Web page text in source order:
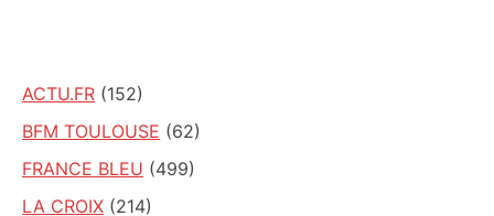
ACTU.FR (152)
BFM TOULOUSE (62)
FRANCE BLEU (499)
LA CROIX (214)